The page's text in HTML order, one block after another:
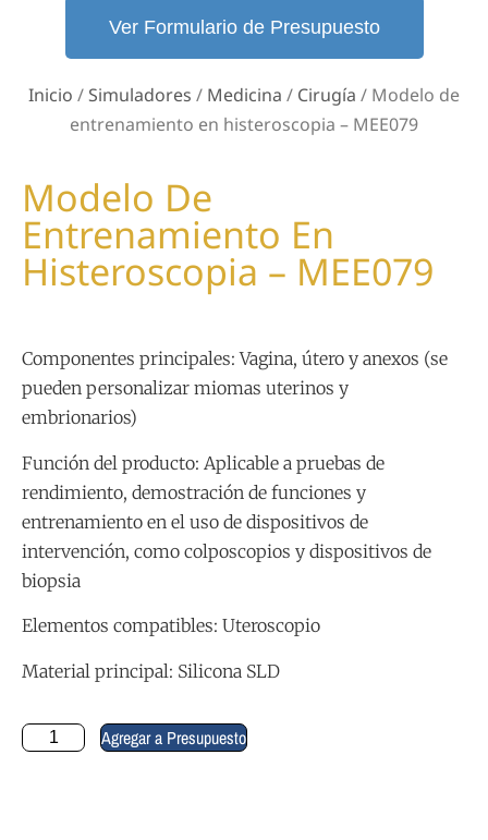
Ver Formulario de Presupuesto
Inicio / Simuladores / Medicina / Cirugía / Modelo de
entrenamiento en histeroscopia – MEE079
Modelo De
Entrenamiento En
Histeroscopia – MEE079
Componentes principales: Vagina, útero y anexos (se
pueden personalizar miomas uterinos y
embrionarios)
Función del producto: Aplicable a pruebas de
rendimiento, demostración de funciones y
entrenamiento en el uso de dispositivos de
intervención, como colposcopios y dispositivos de
biopsia
Elementos compatibles: Uteroscopio
Material principal: Silicona SLD
Agregar a Presupuesto